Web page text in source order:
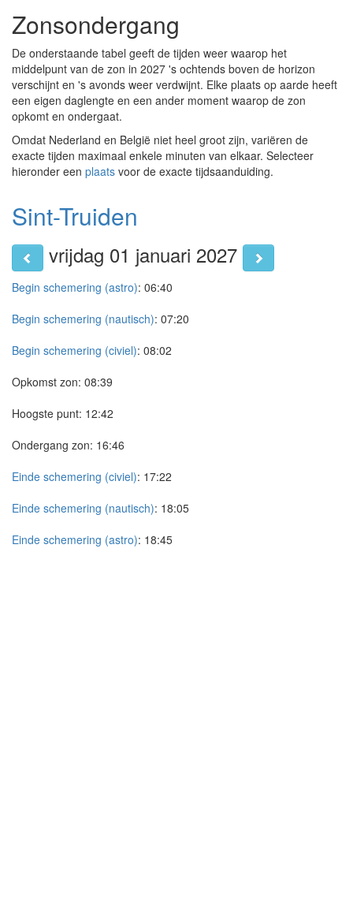
Zonsondergang
De onderstaande tabel geeft de tijden weer waarop het
middelpunt van de zon in 2027 's ochtends boven de horizon
verschijnt en 's avonds weer verdwijnt. Elke plaats op aarde heeft
een eigen daglengte en een ander moment waarop de zon
opkomt en ondergaat.
Omdat Nederland en België niet heel groot zijn, variëren de
exacte tijden maximaal enkele minuten van elkaar. Selecteer
hieronder een plaats voor de exacte tijdsaanduiding.
Sint-Truiden
vrijdag 01 januari 2027
Begin schemering (astro): 06:40
Begin schemering (nautisch): 07:20
Begin schemering (civiel): 08:02
Opkomst zon: 08:39
Hoogste punt: 12:42
Ondergang zon: 16:46
Einde schemering (civiel): 17:22
Einde schemering (nautisch): 18:05
Einde schemering (astro): 18:45